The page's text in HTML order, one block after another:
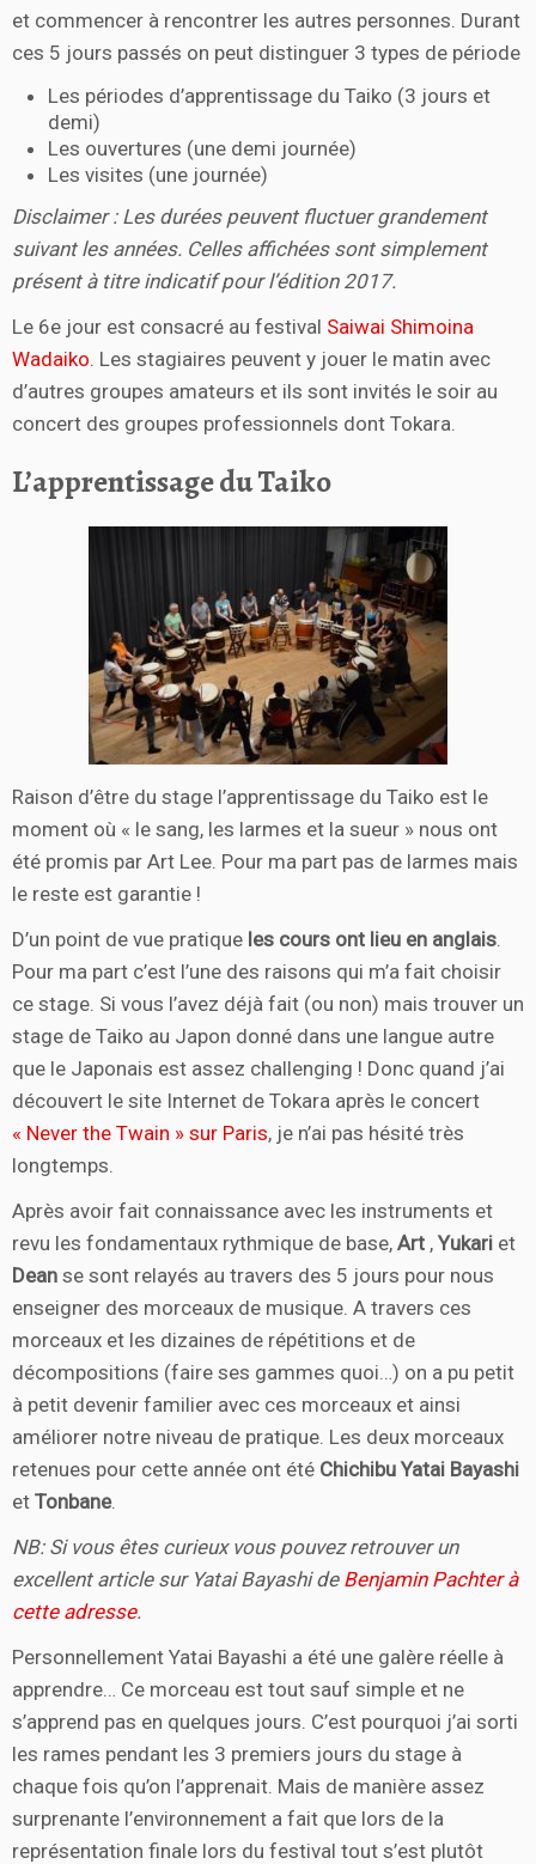
et commencer à rencontrer les autres personnes. Durant
ces 5 jours passés on peut distinguer 3 types de période
Les périodes d’apprentissage du Taiko (3 jours et
demi)
Les ouvertures (une demi journée)
Les visites (une journée)
Disclaimer : Les durées peuvent fluctuer grandement
suivant les années. Celles affichées sont simplement
présent à titre indicatif pour l’édition 2017.
Le 6e jour est consacré au festival Saiwai Shimoina
Wadaiko. Les stagiaires peuvent y jouer le matin avec
d’autres groupes amateurs et ils sont invités le soir au
concert des groupes professionnels dont Tokara.
L’apprentissage du Taiko
Raison d’être du stage l’apprentissage du Taiko est le
moment où « le sang, les larmes et la sueur » nous ont
été promis par Art Lee. Pour ma part pas de larmes mais
le reste est garantie !
D’un point de vue pratique les cours ont lieu en anglais
Pour ma part c’est l’une des raisons qui m’a fait choisir
ce stage. Si vous l’avez déjà fait (ou non) mais trouver un
stage de Taiko au Japon donné dans une langue autre
que le Japonais est assez challenging ! Donc quand j’ai
découvert le site Internet de Tokara après le concert
« Never the Twain » sur Paris, je n’ai pas hésité très
longtemps.
Après avoir fait connaissance avec les instruments et
revu les fondamentaux rythmique de base, Art ,Yukari et
Dean se sont relayés au travers des 5 jours pour nous
enseigner des morceaux de musique. A travers ces
morceaux et les dizaines de répétitions et de
décompositions (faire ses gammes quoi…) on a pu petit
à petit devenir familier avec ces morceaux et ainsi
améliorer notre niveau de pratique. Les deux morceaux
retenues pour cette année ont été Chichibu Yatai Bayashi
et Tonbane.
NB: Si vous êtes curieux vous pouvez retrouver un
excellent article sur Yatai Bayashi de Benjamin Pachter à
cette adresse.
Personnellement Yatai Bayashi a été une galère réelle à
apprendre… Ce morceau est tout sauf simple et ne
s’apprend pas en quelques jours. C’est pourquoi j’ai sorti
les rames pendant les 3 premiers jours du stage à
chaque fois qu’on l’apprenait. Mais de manière assez
surprenante l’environnement a fait que lors de la
représentation finale lors du festival tout s’est plutôt